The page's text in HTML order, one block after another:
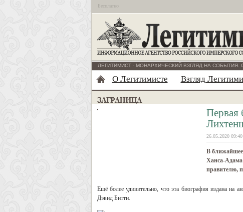
Бесплатно
ЛЕГИТИМИСТ - МОНАРХИЧЕСКИЙ ВЗГЛЯД НА СОБЫТИЯ.
О Легитимисте Взгляд
Первая
26.05.2020 09:40
В ближайшее
Ханса-Адама
правителю,
Ещё более удивительно, что эта биография издана на
Дэвид Битти.